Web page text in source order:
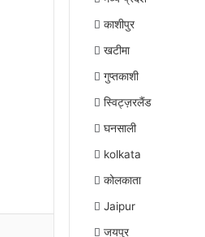
काशीपुर
खटीमा
गुप्तकाशी
स्विट्ज़रलैंड
घनसाली
kolkata
कोलकाता
Jaipur
जयपुर